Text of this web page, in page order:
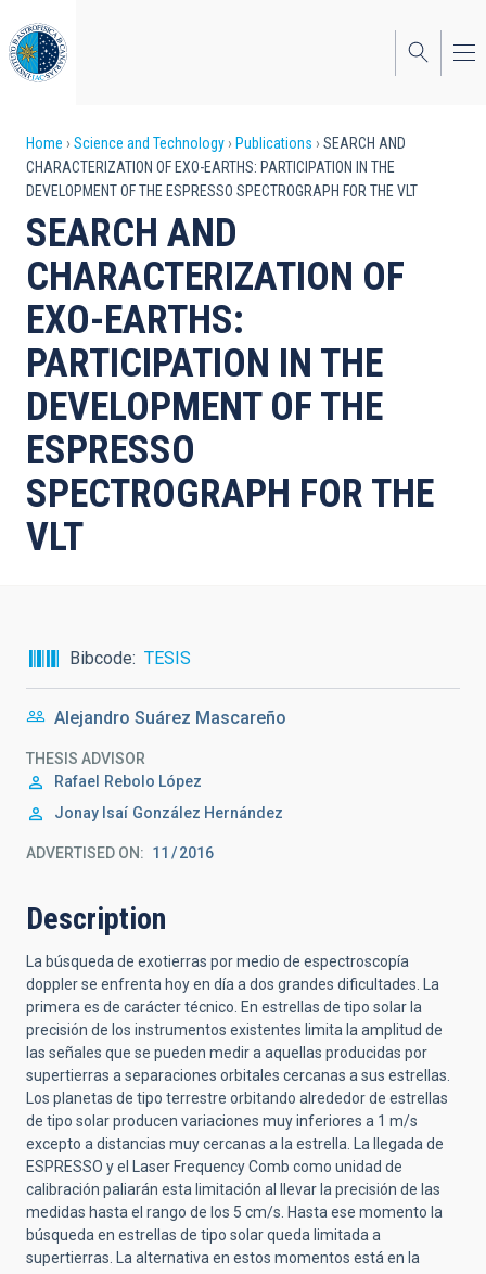
to
main
content
Breadcrumb
Home Science and Technology Publications
SEARCH AND
CHARACTERIZATION OF EXO-EARTHS: PARTICIPATION IN THE
DEVELOPMENT OF THE ESPRESSO SPECTROGRAPH FOR THE VLT
SEARCH AND
CHARACTERIZATION OF
EXO-EARTHS:
PARTICIPATION IN THE
DEVELOPMENT OF THE
ESPRESSO
SPECTROGRAPH FOR THE
VLT
Bibcode TESIS
Alejandro Suárez Mascareño
THESIS ADVISOR
Rafael
Rebolo López
Jonay Isaí González Hernández
ADVERTISED ON: 11 2016
Description
La búsqueda de exotierras por medio de espectroscopía
doppler se enfrenta hoy en día a dos grandes dificultades. La
primera es de carácter técnico. En estrellas de tipo solar la
precisión de los instrumentos existentes limita la amplitud de
las señales que se pueden medir a aquellas producidas por
supertierras a separaciones orbitales cercanas a sus estrellas.
Los planetas de tipo terrestre orbitando alrededor de estrellas
de tipo solar producen variaciones muy inferiores a 1 m/s
excepto a distancias muy cercanas a la estrella. La llegada de
ESPRESSO y el Laser Frequency Comb como unidad de
calibración paliarán esta limitación al llevar la precisión de las
medidas hasta el rango de los 5 cm/s. Hasta ese momento la
búsqueda en estrellas de tipo solar queda limitada a
supertierras. La alternativa en estos momentos está en la